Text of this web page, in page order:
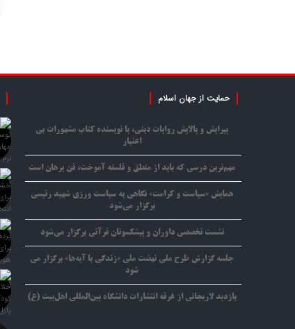
حمایت از جهان اسلام
پیرایش و پالایش روایات دینی، با نویسنده کتاب مشهورات بی
اعتبار
مهم‌ترین درسی که باید از منطق و فلسفه آموخت، فن برهان است
همایش «سیاست و کرامت» نگاهی به سیاست ورزی شهید رئیسی
برگزار می‌شود
نشست تخصصی داوران و پیشکسوتان قرآنی برگزار می‌شود
جلسه گزارش طرح ملی نهضت ملی «زندگی با آیه‌ها» برگزار می
شود
بازدید لاریجانی از غرفه انتشارات دانشگاه بین‌المللی اهل‌بیت (ع)